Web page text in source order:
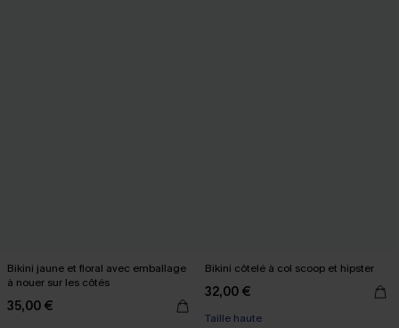
Bikini jaune et floral avec emballage
à nouer sur les côtés
35,00 €
Bikini côtelé à col scoop et hipster
32,00 €
Taille haute